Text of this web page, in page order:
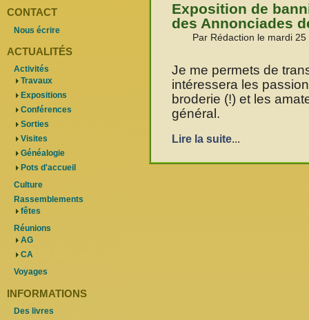
Exposition de
des Annonciades
Par Rédaction le mardi
Je me permets de
intéressera les
broderie (!) et les
général.
Lire la suite...
CONTACT
Nous écrire
ACTUALITÉS
Activités
Travaux
Expositions
Conférences
Sorties
Visites
Généalogie
Pots d'accueil
Culture
Rassemblements
fêtes
Réunions
AG
CA
Voyages
INFORMATIONS
Des livres